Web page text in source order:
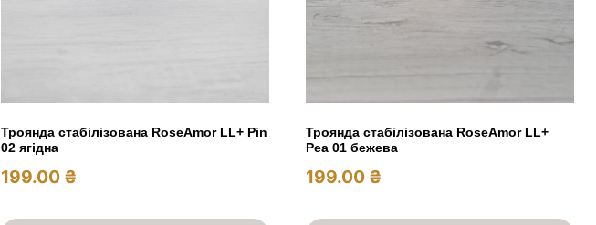
Троянда стабілізована RoseAmor LL+ Pin
02 ягідна
199.00 ₴
Троянда стабілізована RoseAmor LL+
Pea 01 бежева
199.00 ₴